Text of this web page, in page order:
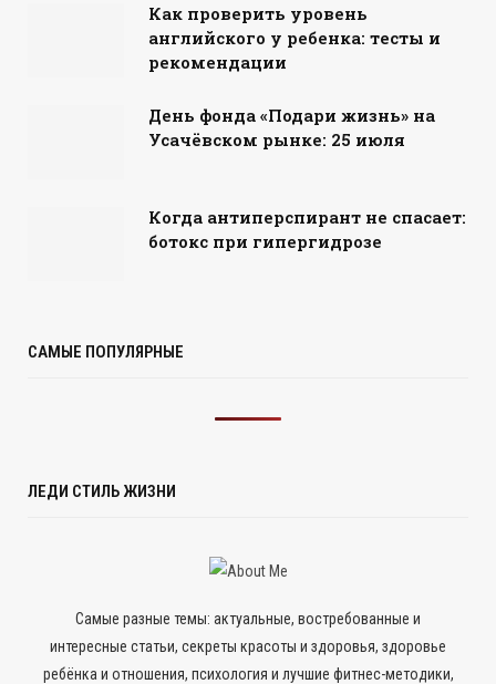
Как проверить уровень
английского у ребенка: тесты и
рекомендации
День фонда «Подари жизнь» на
Усачёвском рынке: 25 июля
Когда антиперспирант не спасает:
ботокс при гипергидрозе
САМЫЕ ПОПУЛЯРНЫЕ
ЛЕДИ СТИЛЬ ЖИЗНИ
Самые разные темы: актуальные, востребованные и
интересные статьи, секреты красоты и здоровья, здоровье
ребёнка и отношения, психология и лучшие фитнес-методики,